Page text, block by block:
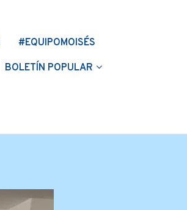
#EQUIPOMOISÉS
BOLETÍN POPULAR